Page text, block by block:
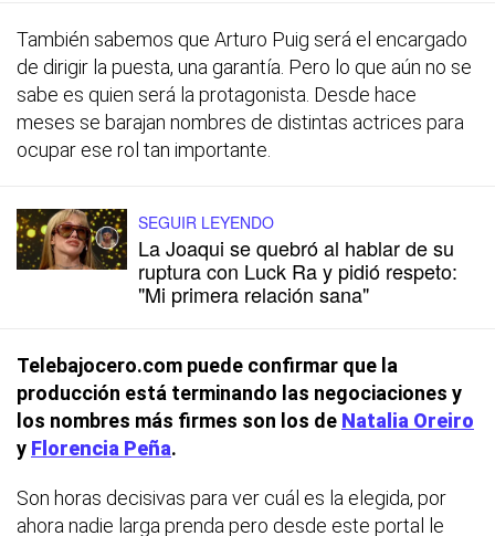
También sabemos que Arturo Puig será el encargado
de dirigir la puesta, una garantía. Pero lo que aún no se
sabe es quien será la protagonista. Desde hace
meses se barajan nombres de distintas actrices para
ocupar ese rol tan importante.
SEGUIR LEYENDO
La Joaqui se quebró al hablar de su
ruptura con Luck Ra y pidió respeto:
"Mi primera relación sana"
Telebajocero.com puede confirmar que la
producción está terminando las negociaciones y
los nombres más firmes son los de Natalia Oreiro
y Florencia Peña.
Son horas decisivas para ver cuál es la elegida, por
ahora nadie larga prenda pero desde este portal le